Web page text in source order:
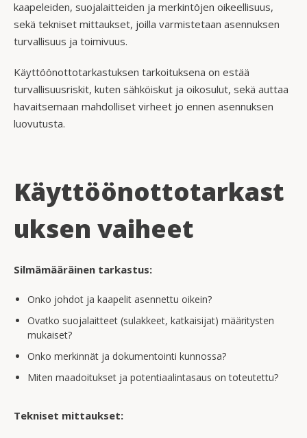
kaapeleiden, suojalaitteiden ja merkintöjen oikeellisuus,
sekä tekniset mittaukset, joilla varmistetaan asennuksen
turvallisuus ja toimivuus.
Käyttöönottotarkastuksen tarkoituksena on estää
turvallisuusriskit, kuten sähköiskut ja oikosulut, sekä auttaa
havaitsemaan mahdolliset virheet jo ennen asennuksen
luovutusta.
Käyttöönottotarkast
uksen vaiheet
Silmämääräinen tarkastus:
Onko johdot ja kaapelit asennettu oikein?
Ovatko suojalaitteet (sulakkeet, katkaisijat) määritysten
mukaiset?
Onko merkinnät ja dokumentointi kunnossa?
Miten maadoitukset ja potentiaalintasaus on toteutettu?
Tekniset mittaukset: